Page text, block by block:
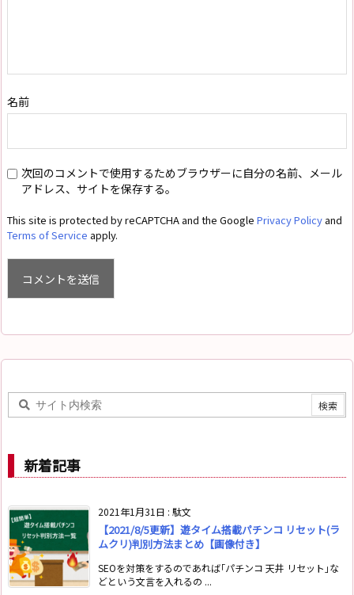
名前
次回のコメントで使用するためブラウザーに自分の名前、メール
アドレス、サイトを保存する。
This site is protected by reCAPTCHA and the Google Privacy Policy and
Terms of Service apply.
新着記事
2021年1月31日 : 駄文
【2021/8/5更新】遊タイム搭載パチンコ リセット(ラ
ムクリ)判別方法まとめ【画像付き】
SEOを対策をするのであれば｢パチンコ 天井 リセット｣な
どという文言を入れるの ...